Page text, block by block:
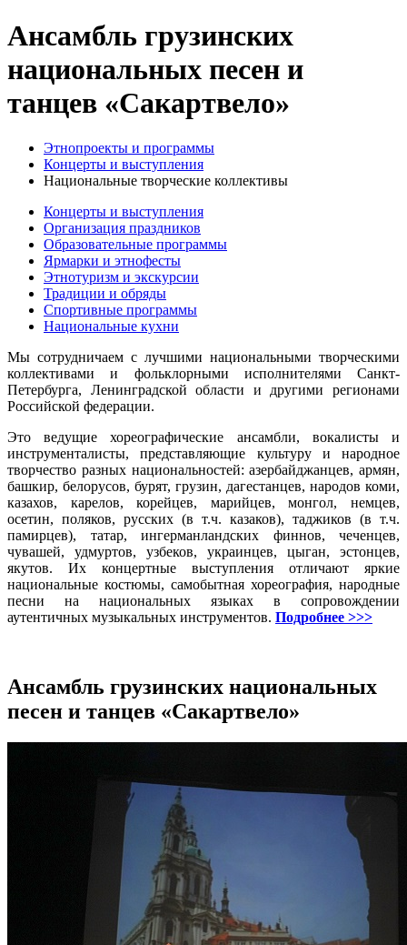
Ансамбль грузинских
национальных песен и
танцев «Сакартвело»
Этнопроекты и программы
Концерты и выступления
Национальные творческие коллективы
Концерты и выступления
Организация праздников
Образовательные программы
Ярмарки и этнофесты
Этнотуризм и экскурсии
Традиции и обряды
Спортивные программы
Национальные кухни
Мы сотрудничаем с лучшими национальными творческими
коллективами и фольклорными исполнителями Санкт-
Петербурга, Ленинградской области и другими регионами
Российской федерации.
Это ведущие хореографические ансамбли, вокалисты и
инструменталисты, представляющие культуру и народное
творчество разных национальностей: азербайджанцев, армян,
башкир, белорусов, бурят, грузин, дагестанцев, народов коми,
казахов, карелов, корейцев, марийцев, монгол, немцев,
осетин, поляков, русских (в т.ч. казаков), таджиков (в т.ч.
памирцев), татар, ингерманландских финнов, чеченцев,
чувашей, удмуртов, узбеков, украинцев, цыган, эстонцев,
якутов. Их концертные выступления отличают яркие
национальные костюмы, самобытная хореография, народные
песни на национальных языках в сопровождении
аутентичных музыкальных инструментов. Подробнее >>>
Ансамбль грузинских национальных
песен и танцев «Сакартвело»